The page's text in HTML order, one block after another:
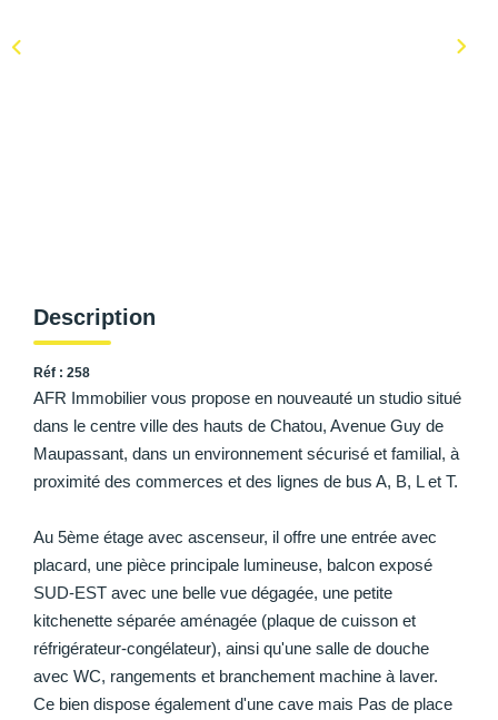
Description
Réf : 258
AFR Immobilier vous propose en nouveauté un studio situé
dans le centre ville des hauts de Chatou, Avenue Guy de
Maupassant, dans un environnement sécurisé et familial, à
proximité des commerces et des lignes de bus A, B, L et T.
Au 5ème étage avec ascenseur, il offre une entrée avec
placard, une pièce principale lumineuse, balcon exposé
SUD-EST avec une belle vue dégagée, une petite
kitchenette séparée aménagée (plaque de cuisson et
réfrigérateur-congélateur), ainsi qu'une salle de douche
avec WC, rangements et branchement machine à laver.
Ce bien dispose également d'une cave mais Pas de place